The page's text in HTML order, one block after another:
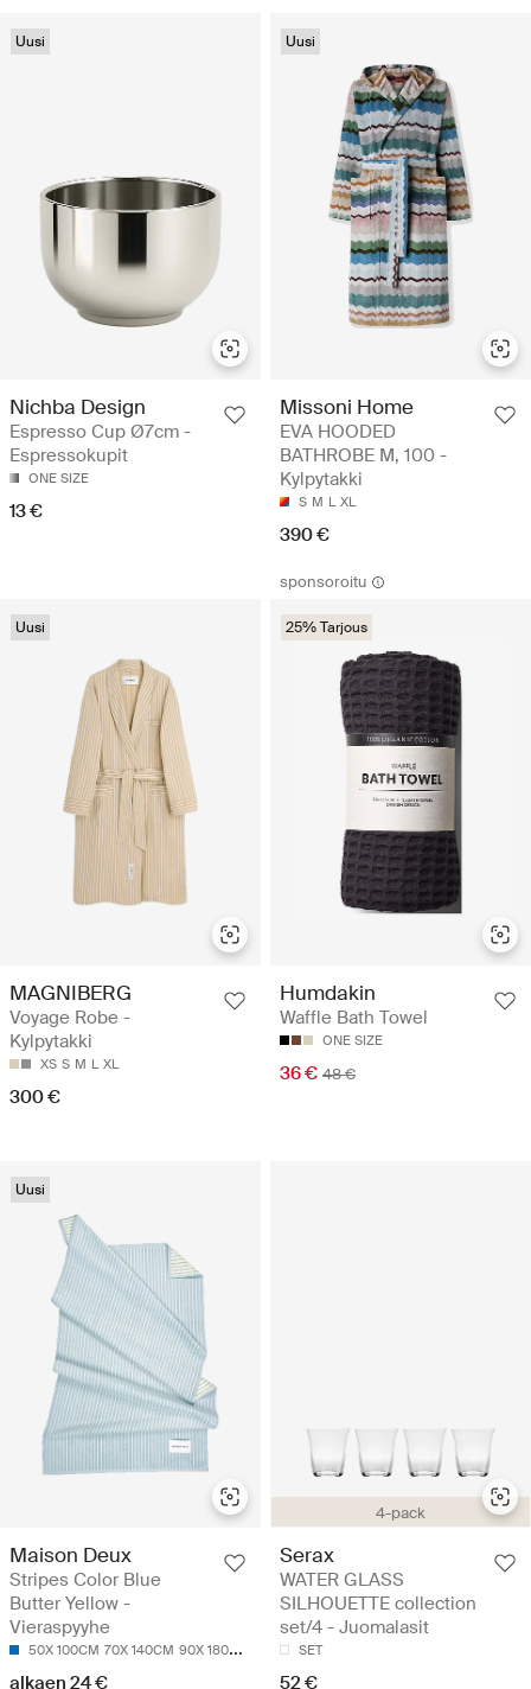
Uusi
Nichba Design
Espresso Cup Ø7cm -
Espressokupit
ONE SIZE
13 €
Uusi
Missoni Home
EVA HOODED
BATHROBE M, 100 -
Kylpytakki
S M L XL
390 €
Uusi
MAGNIBERG
Voyage Robe -
Kylpytakki
XS S M L XL
300 €
sponsoroitu
25% Tarjous
Humdakin
Waffle Bath Towel
ONE SIZE
36 € 48 €
Uusi
Maison Deux
Stripes Color Blue
Butter Yellow -
Vieraspyyhe
50X 100CM 70X 140CM 90X 180CM
alkaen 24 €
4-pack
Serax
WATER GLASS
SILHOUETTE collection
set/4 - Juomalasit
SET
52 €